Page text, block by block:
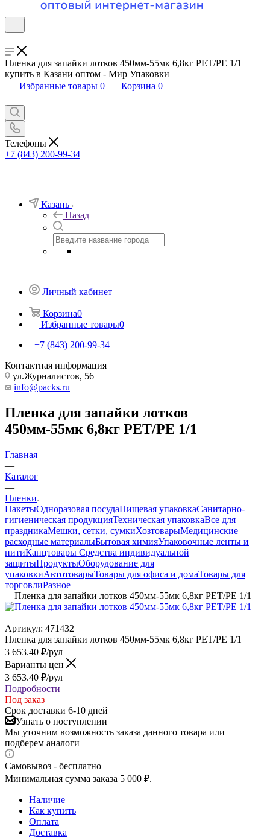
Пленка для запайки лотков 450мм-55мк 6,8кг РЕТ/PE 1/1
купить в Казани оптом - Мир Упаковки
Избранные товары 0 Корзина 0
Телефоны
+7 (843) 200-99-34
Казань
Назад
Личный кабинет
Корзина0
Избранные товары0
+7 (843) 200-99-34
Контактная информация
ул.Журналистов, 56
info@packs.ru
Пленка для запайки лотков
450мм-55мк 6,8кг РЕТ/PE 1/1
Главная
—
Каталог
—
Пленки
ПакетыОдноразовая посудаПищевая упаковкаСанитарно-
гигиеническая продукцияТехническая упаковкаВсе для
праздникаМешки, сетки, сумкиХозтоварыМедицинские
расходные материалыБытовая химияУпаковочные ленты и
нитиКанцтовары Средства индивидуальной
защитыПродуктыОборудование для
упаковкиАвтотоварыТовары для офиса и домаТовары для
торговлиРазное
—Пленка для запайки лотков 450мм-55мк 6,8кг РЕТ/PE 1/1
Артикул: 471432
Пленка для запайки лотков 450мм-55мк 6,8кг РЕТ/PE 1/1
3 653.40 ₽/рул
Варианты цен
3 653.40 ₽/рул
Подробности
Под заказ
Срок доставки 6-10 дней
Узнать о поступлении
Мы уточним возможность заказа данного товара или
подберем аналоги
Самовывоз - бесплатно
Минимальная сумма заказа 5 000 ₽.
Наличие
Как купить
Оплата
Доставка